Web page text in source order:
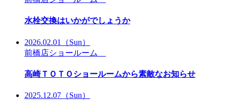
水栓交換はいかがでしょうか
2026.02.01
（Sun）
前橋店ショールーム
高崎ＴＯＴＯショールームから素敵なお知らせ
2025.12.07 （Sun）